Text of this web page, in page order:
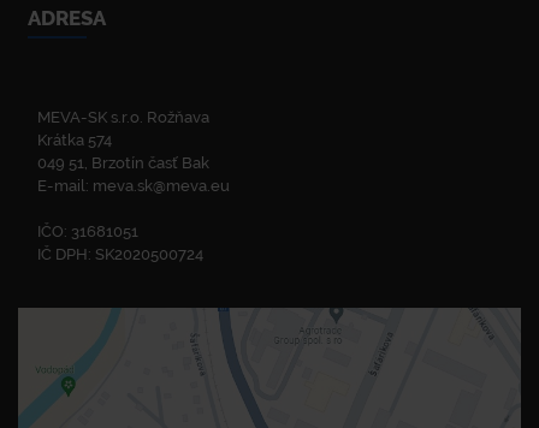
ADRESA
MEVA-SK s.r.o. Rožňava
Krátka 574
049 51, Brzotín časť Bak
E-mail: meva.sk@meva.eu
IČO: 31681051
IČ DPH: SK2020500724